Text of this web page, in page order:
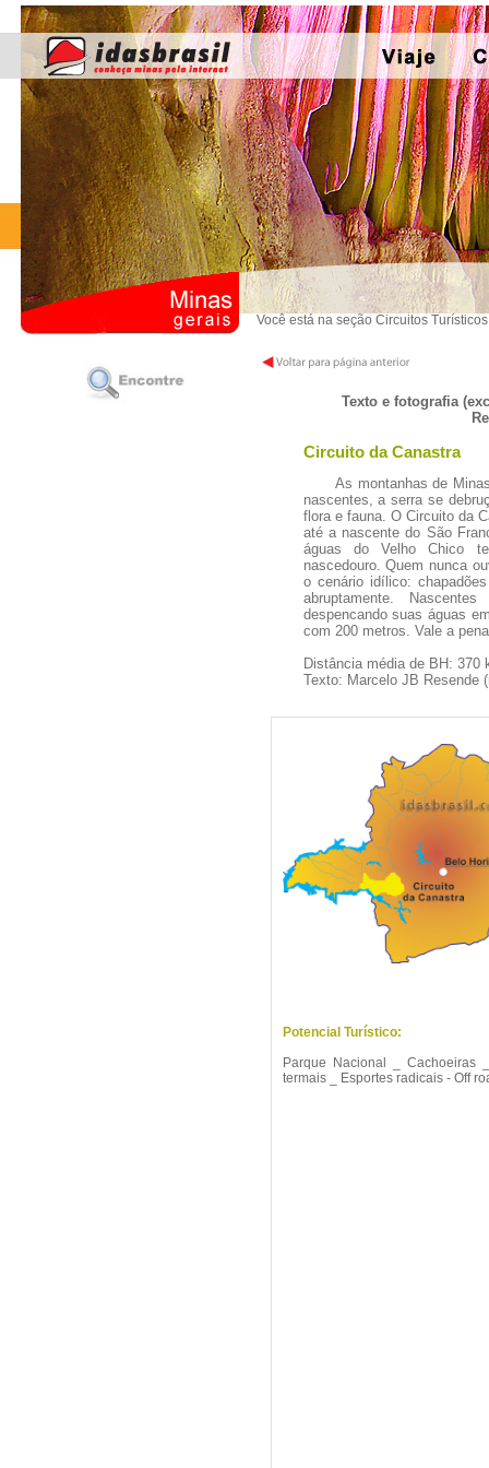
Você está na seção Circuitos
Texto e fotografia
Circuito da Canastra
As montanhas de Minas
nascentes, a serra se
flora e fauna. O Circuito da
até a nascente do São
águas do Velho Chico
nascedouro. Quem nunca
o cenário idílico:
abruptamente.
despencando suas águas
com 200 metros. Vale a
Distância média de BH: 370
Texto: Marcelo JB Resende
Potencial Turístico:
Parque Nacional _ Cachoeiras
termais _ Esportes radicais - Off